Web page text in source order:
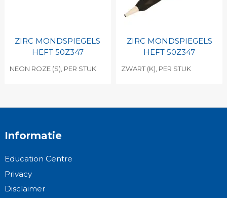
ZIRC MONDSPIEGELS
HEFT 50Z347
NEON ROZE (S), PER STUK
ZIRC MONDSPIEGELS
HEFT 50Z347
ZWART (K), PER STUK
Informatie
Education Centre
Privacy
Disclaimer